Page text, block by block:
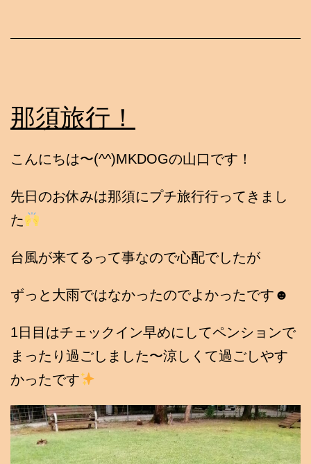
那須旅行！
こんにちは〜(^^)MKDOGの山口です！
先日のお休みは那須にプチ旅行行ってきまし
た
台風が来てるって事なので心配でしたが
ずっと大雨ではなかったのでよかったです☻
1日目はチェックイン早めにしてペンションで
まったり過ごしました〜涼しくて過ごしやす
かったです